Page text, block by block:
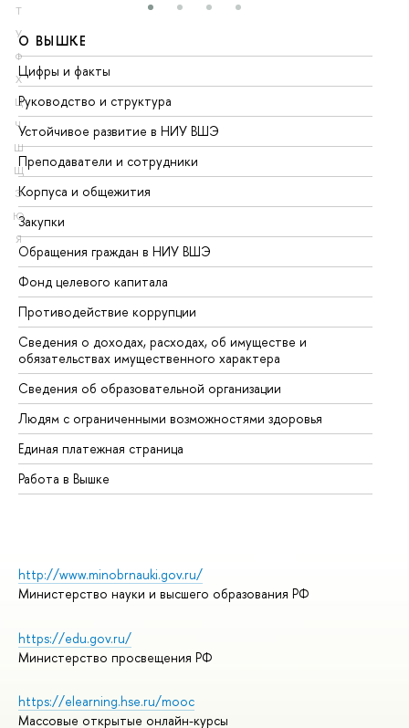
Т
У
Ф
Х
Ц
Ч
Ш
Щ
Э
Ю
Я
О ВЫШКЕ
Цифры и факты
Руководство и структура
Устойчивое развитие в НИУ ВШЭ
Преподаватели и сотрудники
Корпуса и общежития
Закупки
Обращения граждан в НИУ ВШЭ
Фонд целевого капитала
Противодействие коррупции
Сведения о доходах, расходах, об имуществе и
обязательствах имущественного характера
Сведения об образовательной организации
Людям с ограниченными возможностями здоровья
Единая платежная страница
Работа в Вышке
http://www.minobrnauki.gov.ru/
Министерство науки и высшего образования РФ
https://edu.gov.ru/
Министерство просвещения РФ
https://elearning.hse.ru/mooc
Массовые открытые онлайн-курсы